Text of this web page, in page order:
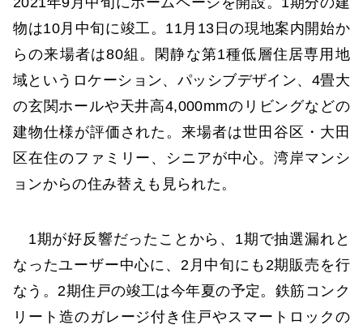
物は10月中旬に竣工。11月13日の現地案内開始か
らの来場者は80組。閑静な第1種低層住居専用地
域というロケーション、パッシブデザイン、4畳大
の玄関ホールや天井高4,000mmのリビングなどの
建物仕様が評価された。来場者は世田谷区・大田
区在住のファミリー、シニアが中心。湾岸マンシ
ョンからの住み替えも見られた。
1期が好反響だったことから、1期で抽選漏れと
なったユーザー中心に、2月中旬にも2期販売を行
なう。2期住戸の竣工は今年夏の予定。鉄筋コンク
リート造のガレージ付き住戸やスマートロックの